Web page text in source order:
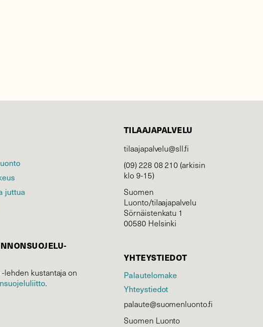
juttua
lehden kustantaja on
.
TILAAJAPALVELU
tilaajapalvelu@sll.fi
(09) 228 08 210 (arkisin
klo 9-15)
Suomen
Luonto/tilaajapalvelu
Sörnäistenkatu 1
00580 Helsinki
YHTEYSTIEDOT
Palautelomake
Yhteystiedot
palaute@suomenluonto.fi
Suomen Luonto